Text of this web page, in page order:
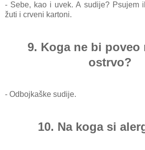
- Sebe, kao i uvek. A sudije? Psujem
žuti i crveni kartoni.
9. Koga ne bi poveo
ostrvo?
- Odbojkaške sudije.
10. Na koga si